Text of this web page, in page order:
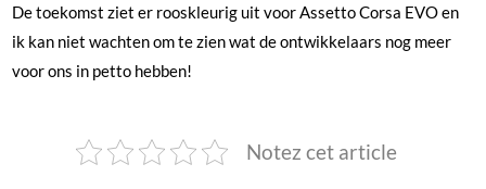
De toekomst ziet er rooskleurig uit voor Assetto Corsa EVO en
ik kan niet wachten om te zien wat de ontwikkelaars nog meer
voor ons in petto hebben!
Notez cet article